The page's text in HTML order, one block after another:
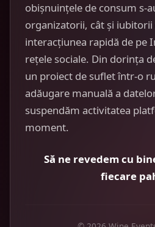
obișnuințele de consum s-
organizatorii, cât și
interacțiunea rapidă de pe
rețele sociale. Din dorința
un proiect de suflet într-o
adăugare manuală a
suspendăm activitatea
moment.
Să ne revedem cu
fiecare